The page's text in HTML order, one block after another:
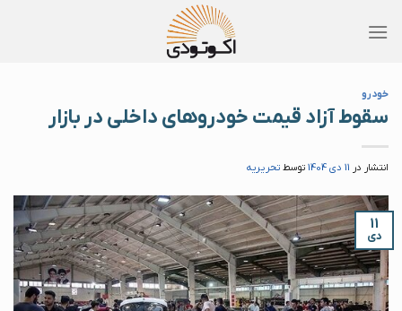
خودرو
سقوط آزاد قیمت خودروهای داخلی در بازار
انتشار در 11 دی 1404 توسط تحریریه
۱۱
دی